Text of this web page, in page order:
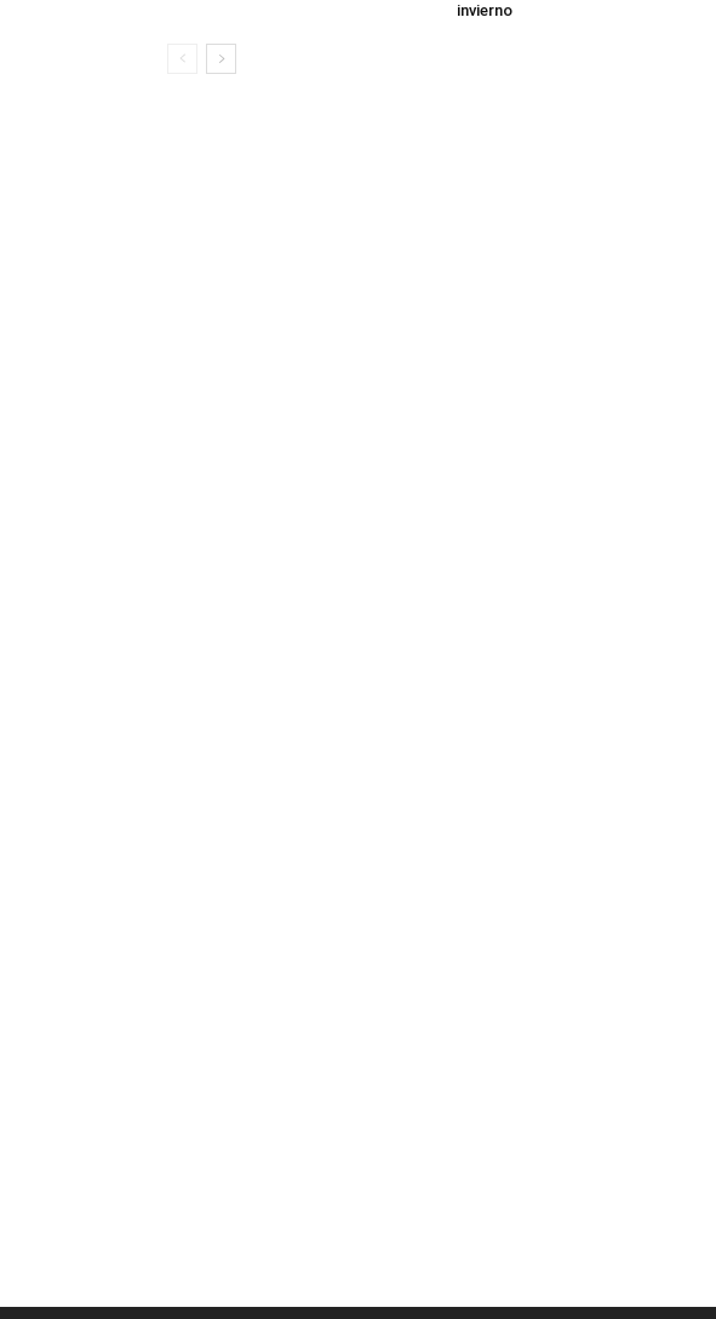
invierno